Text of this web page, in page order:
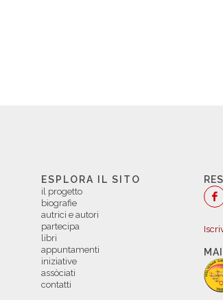
ESPLORA IL SITO
il progetto
biografie
autrici e autori
partecipa
libri
appuntamenti
iniziative
assòciati
contatti